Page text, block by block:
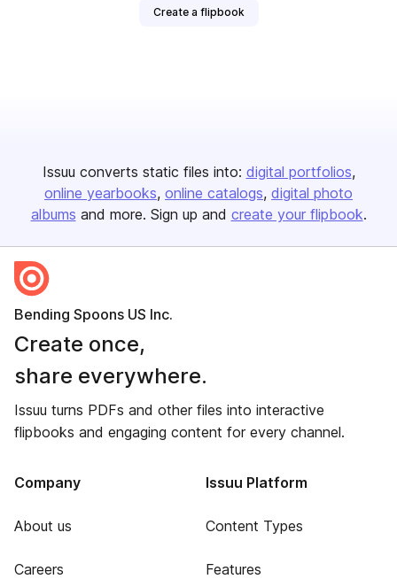
Create a flipbook
Issuu converts static files into: digital portfolios
online yearbooks online catalogs digital photo
albums and more. Sign up and create your flipbook.
Bending Spoons US Inc.
Create once,
share everywhere.
Issuu turns PDFs and other files into interactive
flipbooks and engaging content for every channel.
Company
About us
Careers
Issuu Platform
Content Types
Features